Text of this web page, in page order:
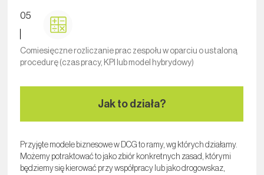
05
Comiesięczne rozliczanie prac zespołu w oparciu o ustaloną
procedurę (czas pracy, KPI lub model hybrydowy)
Jak to działa?
Przyjęte modele biznesowe w DCG to ramy, wg których działamy.
Możemy potraktować to jako zbiór konkretnych zasad, którymi
będziemy się kierować przy współpracy lub jako drogowskaz,